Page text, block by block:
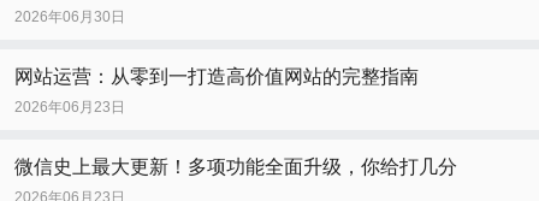
2026年06月30日
网站运营：从零到一打造高价值网站的完整指南
2026年06月23日
微信史上最大更新！多项功能全面升级，你给打几分